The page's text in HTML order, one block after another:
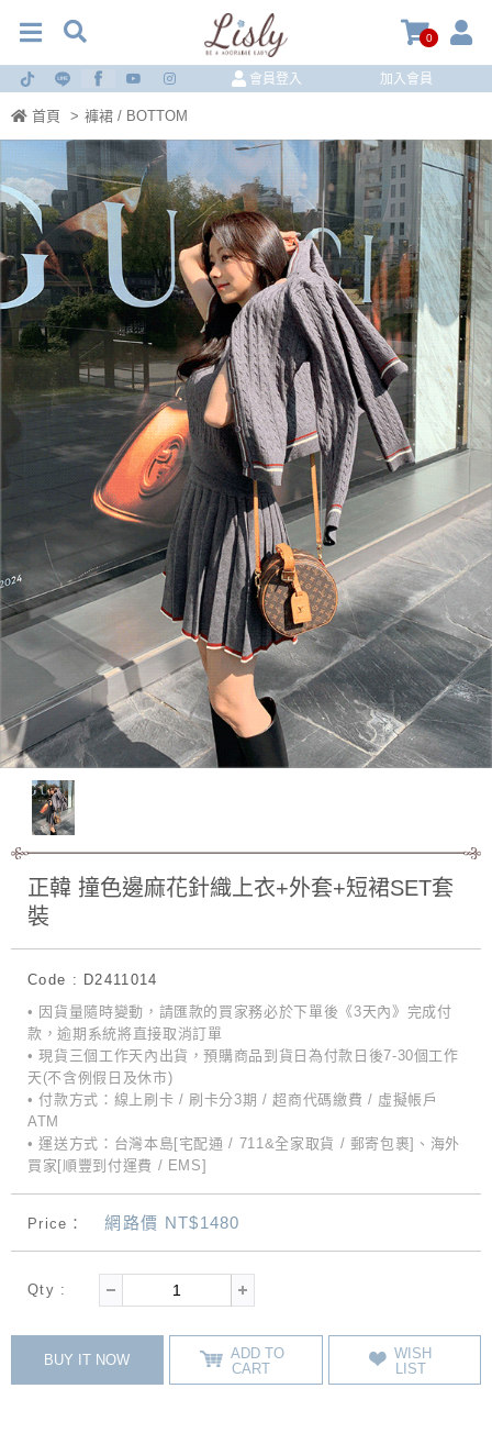
0
會員登入 加入會員
首頁 > 褲裙 / BOTTOM
正韓 撞色邊麻花針織上衣+外套+短裙SET套
裝
Code : D2411014
• 因貨量隨時變動，請匯款的買家務必於下單後《3天內》完成付
款，逾期系統將直接取消訂單
• 現貨三個工作天內出貨，預購商品到貨日為付款日後7-30個工作
天(不含例假日及休市)
• 付款方式：線上刷卡 / 刷卡分3期 / 超商代碼繳費 / 虛擬帳戶
ATM
• 運送方式：台灣本島[宅配通 / 711&全家取貨 / 郵寄包裹]、海外
買家[順豐到付運費 / EMS]
Price：網路價 NT$1480
Qty :
BUY IT NOW
ADD TO
CART
WISH
LIST